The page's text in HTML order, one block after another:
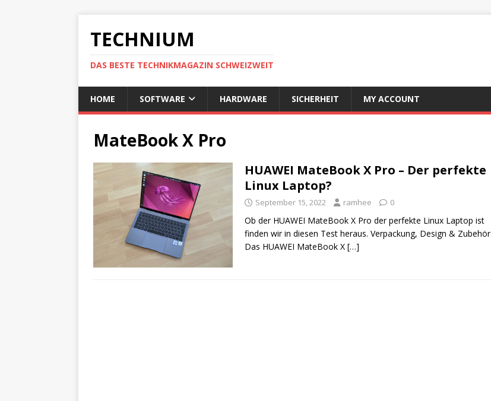
TECHNIUM
DAS BESTE TECHNIKMAGAZIN SCHWEIZWEIT
HOME SOFTWARE HARDWARE SICHERHEIT MY ACCOUNT
MateBook X Pro
HUAWEI MateBook X Pro – Der perfekte
Linux Laptop?
September 15, 2022 ramhee 0
Ob der HUAWEI MateBook X Pro der perfekte Linux Laptop ist
finden wir in diesen Test heraus. Verpackung, Design & Zubehör
Das HUAWEI MateBook X […]